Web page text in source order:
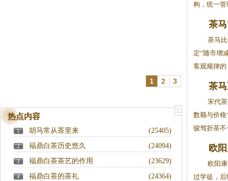
1 2 3
热点内容
1 (25405)
胡马常从茶里来
2 (24094)
福鼎白茶历史悠久
3 (23629)
福鼎白茶茶艺的作用
4 (24364)
福鼎白茶的茶礼
构，统一
茶
茶马
定“随市增
客观规律
茶
宋代
数额与价格
骏驾折茶不
欧
欧阳
过学徒，